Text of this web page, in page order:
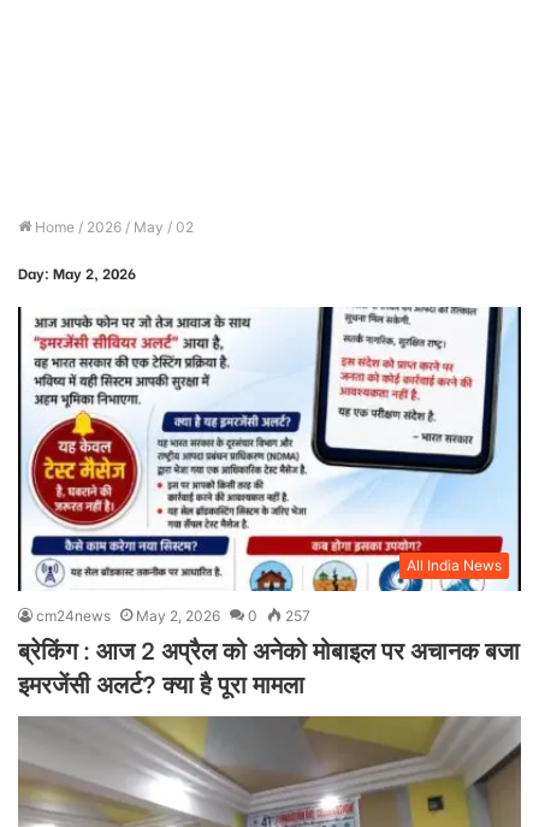
Home / 2026 / May / 02
Day: May 2, 2026
All India News
cm24news May 2, 2026 0 257
ब्रेकिंग : आज 2 अप्रैल को अनेको मोबाइल पर अचानक बजा
इमरजेंसी अलर्ट? क्या है पूरा मामला